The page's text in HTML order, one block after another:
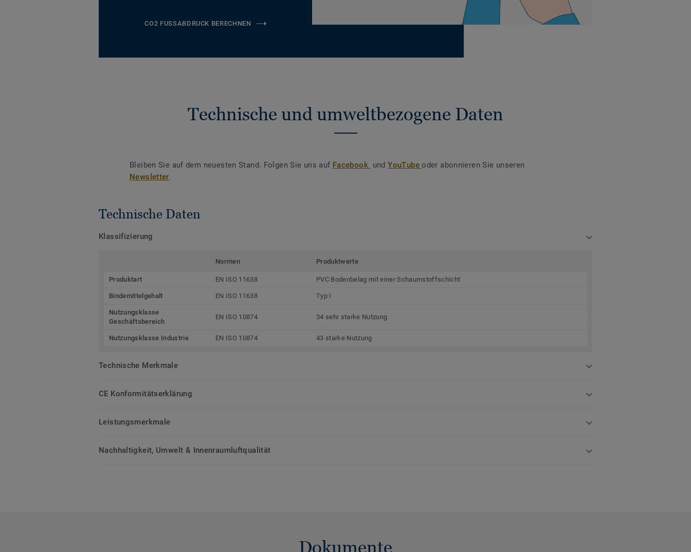
CO2 FUSSABDRUCK BERECHNEN
Technische und umweltbezogene Daten
Bleiben Sie auf dem neuesten Stand. Folgen Sie uns auf Facebook undYouTubeoder abonnieren Sie unseren
Newsletter.
Technische Daten
Klassifizierung
Normen Produktwerte
Produktart EN ISO 11638 PVC Bodenbelag mit einer Schaumstoffschicht
Bindemittelgehalt EN ISO 11638 Typ I
Nutzungsklasse
Geschäftsbereich
EN ISO 10874 34 sehr starke Nutzung
Nutzungsklasse Industrie EN ISO 10874 43 starke Nutzung
Technische Merkmale
CE Konformitätserklärung
Leistungsmerkmale
Nachhaltigkeit, Umwelt & Innenraumluftqualität
Dokumente